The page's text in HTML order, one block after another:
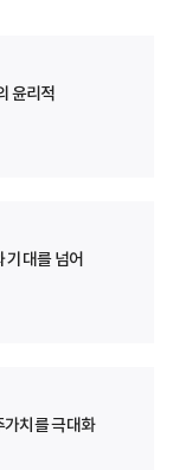
윤리적
기대를 넘어
가치를 극대화